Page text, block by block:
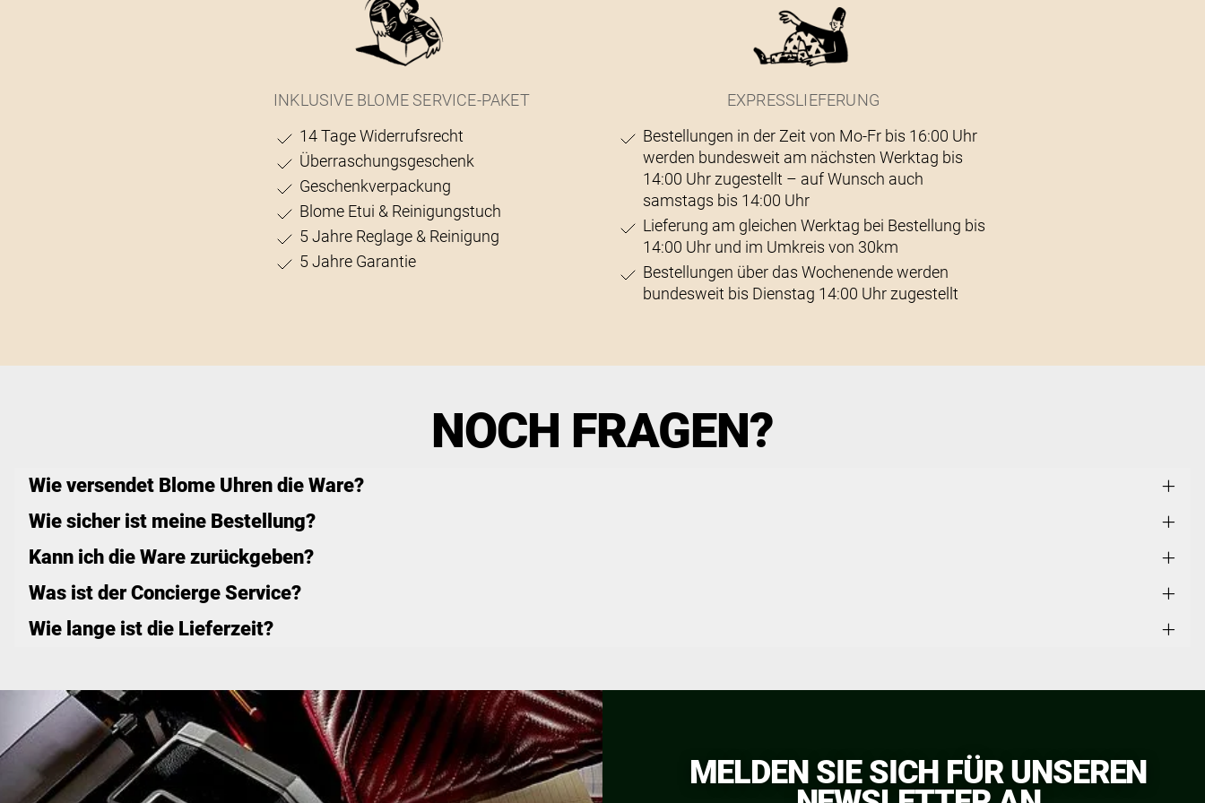
INKLUSIVE BLOME SERVICE-PAKET
14 Tage Widerrufsrecht
Überraschungsgeschenk
Geschenkverpackung
Blome Etui & Reinigungstuch
5 Jahre Reglage & Reinigung
5 Jahre Garantie
EXPRESSLIEFERUNG
Bestellungen in der Zeit von Mo-Fr bis 16:00 Uhr
werden bundesweit am nächsten Werktag bis
14:00 Uhr zugestellt – auf Wunsch auch
samstags bis 14:00 Uhr
Lieferung am gleichen Werktag bei Bestellung bis
14:00 Uhr und im Umkreis von 30km
Bestellungen über das Wochenende werden
bundesweit bis Dienstag 14:00 Uhr zugestellt
NOCH FRAGEN?
Wie versendet Blome Uhren die Ware?
Wie sicher ist meine Bestellung?
Kann ich die Ware zurückgeben?
Was ist der Concierge Service?
Wie lange ist die Lieferzeit?
MELDEN SIE SICH FÜR UNSEREN